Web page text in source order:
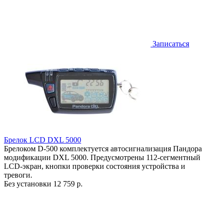
Записаться
Брелок LCD DXL 5000
Брелоком D-500 комплектуется автосигнализация Пандора
модификации DXL 5000. Предусмотрены 112-сегментный
LCD-экран, кнопки проверки состояния устройства и
тревоги.
Без установки 12 759 р.